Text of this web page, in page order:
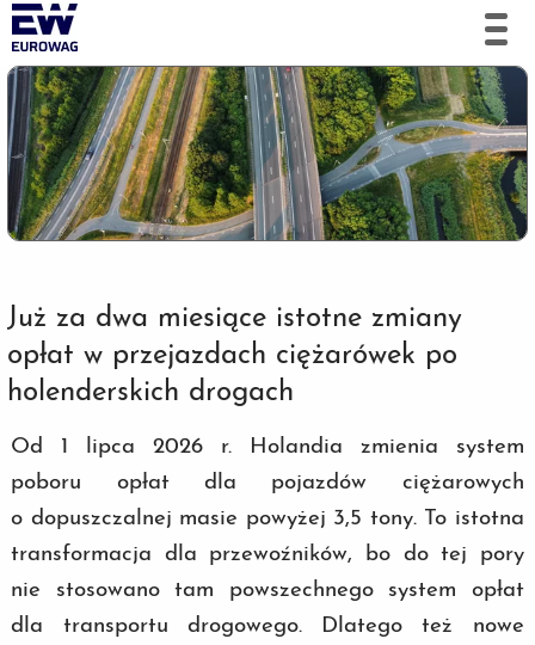
Już za dwa miesiące istotne zmiany
opłat w przejazdach ciężarówek po
holenderskich drogach
Od 1 lipca 2026 r. Holandia zmienia system
poboru opłat dla pojazdów ciężarowych
o dopuszczalnej masie powyżej 3,5 tony. To istotna
transformacja dla przewoźników, bo do tej pory
nie stosowano tam powszechnego system opłat
dla transportu drogowego. Dlatego też nowe